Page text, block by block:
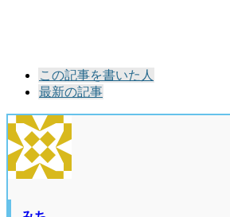
following
tabs
change
content
below.
この記事を書いた人
最新の記事